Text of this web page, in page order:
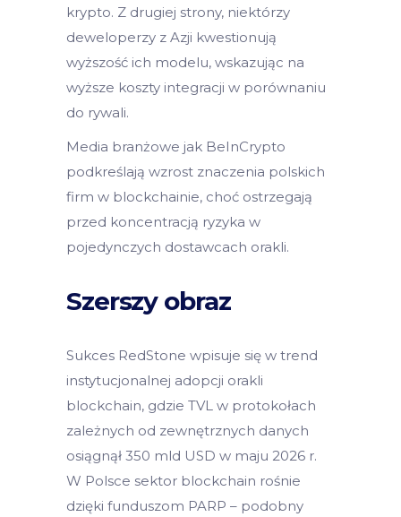
krypto. Z drugiej strony, niektórzy
deweloperzy z Azji kwestionują
wyższość ich modelu, wskazując na
wyższe koszty integracji w porównaniu
do rywali.
Media branżowe jak BeInCrypto
podkreślają wzrost znaczenia polskich
firm w blockchainie, choć ostrzegają
przed koncentracją ryzyka w
pojedynczych dostawcach orakli.
Szerszy obraz
Sukces RedStone wpisuje się w trend
instytucjonalnej adopcji orakli
blockchain, gdzie TVL w protokołach
zależnych od zewnętrznych danych
osiągnął 350 mld USD w maju 2026 r.
W Polsce sektor blockchain rośnie
dzięki funduszom PARP – podobny